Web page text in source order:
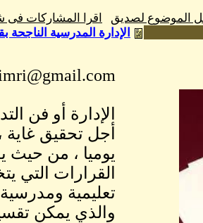
الموضوع لصديق اقرا المشاركات
الإدارة المدرسية
الإدارة أو فن
أجل تحقيق
يوميا ، من حيث
القرارات التي
تعليمية
والذي يمكن